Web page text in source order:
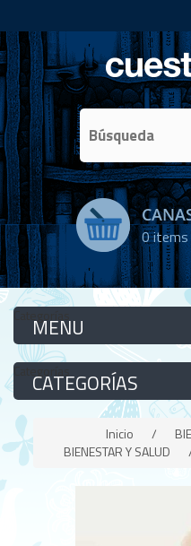
0
Categorías
Categorías
Inicio /
BIENESTAR Y SALUD